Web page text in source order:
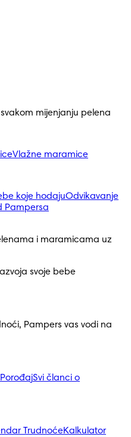
mijenjanju pelena
Vlažne maramice
koje hodajuOdvikavanje
Pampersa
i maramicama uz
svoje bebe
Pampers vas vodi na
PorođajSvi članci o
TrudnoćeKalkulator